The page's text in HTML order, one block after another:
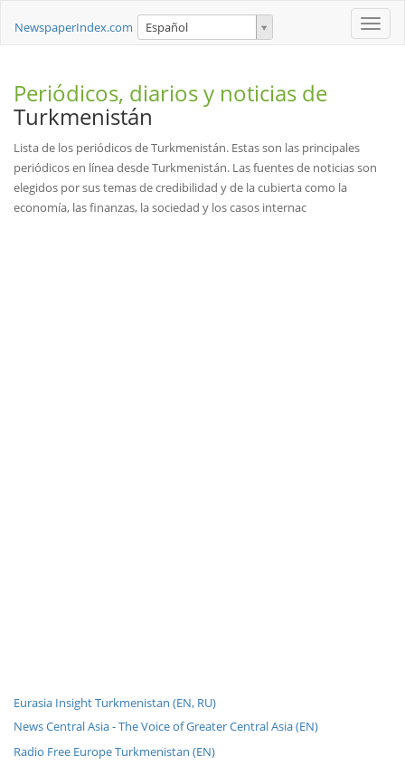
Toggle
NewspaperIndex.com Español
Periódicos, diarios y noticias de
Turkmenistán
Lista de los periódicos de Turkmenistán. Estas son las principales
periódicos en línea desde Turkmenistán. Las fuentes de noticias son
elegidos por sus temas de credibilidad y de la cubierta como la
economía, las finanzas, la sociedad y los casos internac
Eurasia Insight Turkmenistan (EN, RU)
News Central Asia - The Voice of Greater Central Asia (EN)
Radio Free Europe Turkmenistan (EN)